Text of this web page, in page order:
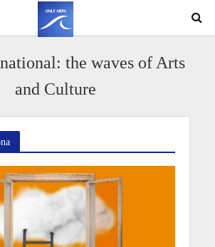
the waves of Arts
and Culture